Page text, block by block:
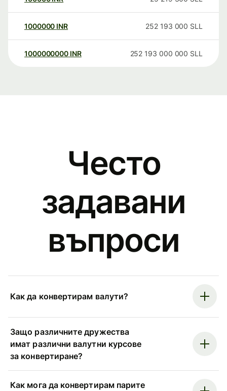
1000000 INR 252 193 000 SLL
1000000000 INR 252 193 000 000 SLL
Често
задавани
въпроси
Как да конвертирам валути?
Защо различните дружества
имат различни валутни курсове
за конвертиране?
Как мога да конвертирам парите